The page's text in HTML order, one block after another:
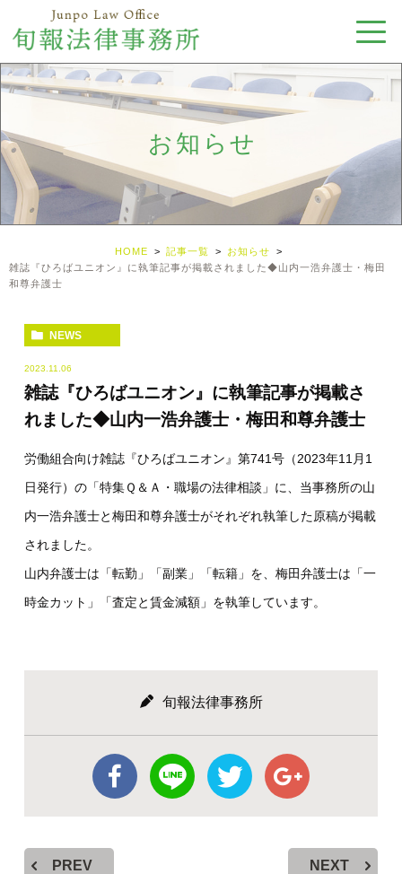
お知らせ
HOME 記事一覧
お知らせ
雑誌『ひろばユニオン』に執筆記事が掲載されました◆山内一浩弁護士・梅田
和尊弁護士
NEWS
2023.11.06
雑誌『ひろばユニオン』に執筆記事が掲載さ
れました◆山内一浩弁護士・梅田和尊弁護士
労働組合向け雑誌『ひろばユニオン』第741号（2023年11月1
日発行）の「特集Ｑ＆Ａ・職場の法律相談」に、当事務所の山
内一浩弁護士と梅田和尊弁護士がそれぞれ執筆した原稿が掲載
されました。
山内弁護士は「転勤」「副業」「転籍」を、梅田弁護士は「一
時金カット」「査定と賃金減額」を執筆しています。
旬報法律事務所
PREV NEXT